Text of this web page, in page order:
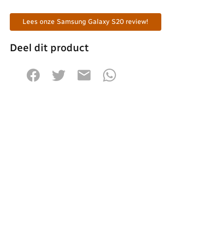
Lees onze Samsung Galaxy S20 review!
Deel dit product